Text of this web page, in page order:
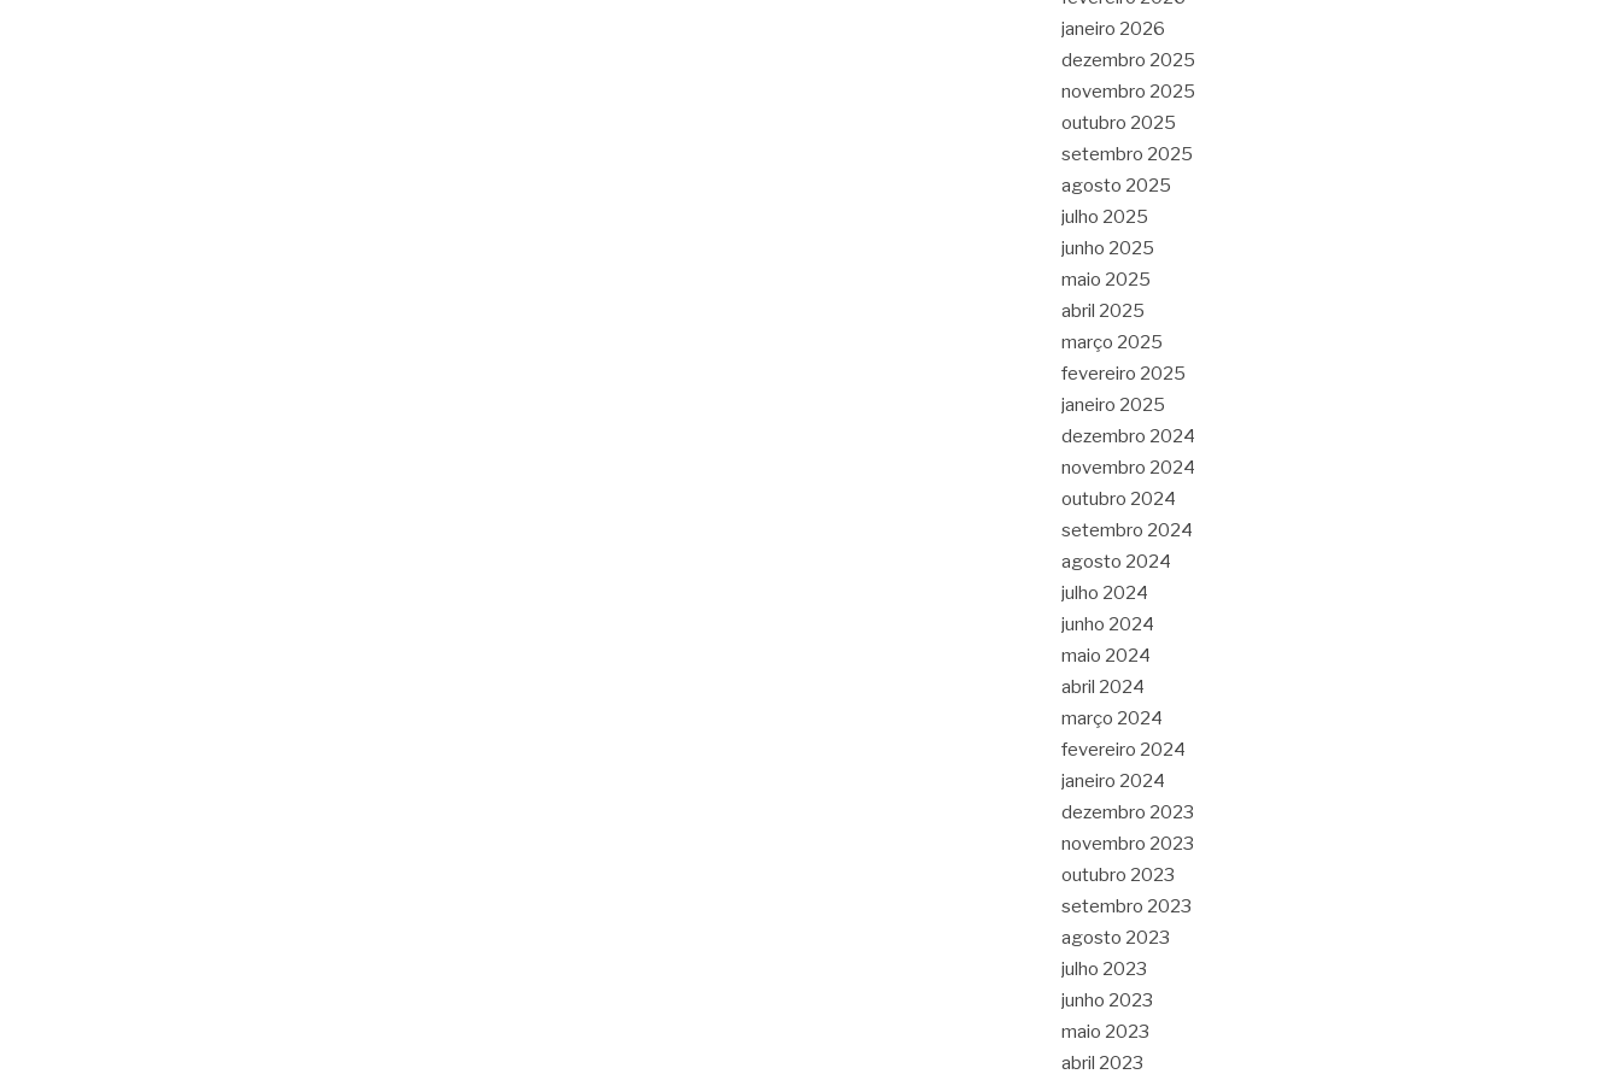
janeiro 2026
dezembro 2025
novembro 2025
outubro 2025
setembro 2025
agosto 2025
julho 2025
junho 2025
maio 2025
abril 2025
março 2025
fevereiro 2025
janeiro 2025
dezembro 2024
novembro 2024
outubro 2024
setembro 2024
agosto 2024
julho 2024
junho 2024
maio 2024
abril 2024
março 2024
fevereiro 2024
janeiro 2024
dezembro 2023
novembro 2023
outubro 2023
setembro 2023
agosto 2023
julho 2023
junho 2023
maio 2023
abril 2023